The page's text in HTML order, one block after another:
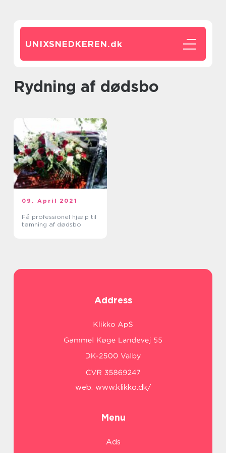
UNIXSNEDKEREN.dk
rydning af dødsbo
09. April 2021
Få professionel hjælp til
tømning af dødsbo
Address
web: www.klikko.dk/
Menu
Ads